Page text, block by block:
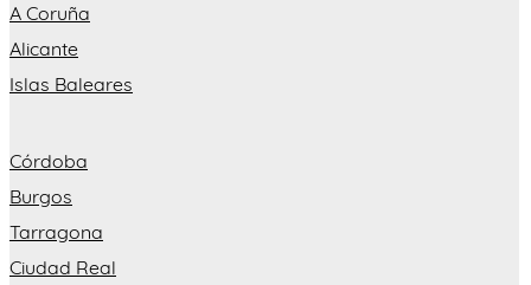
A Coruña
Alicante
Islas Baleares
Córdoba
Burgos
Tarragona
Ciudad Real